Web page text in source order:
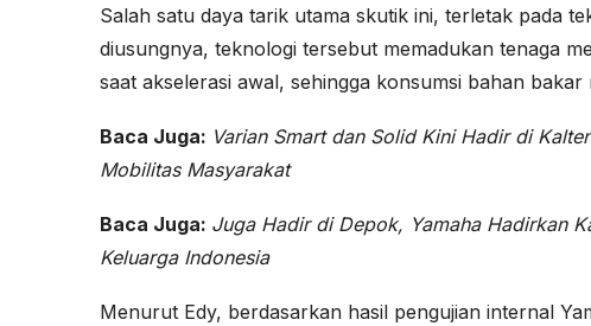
Salah satu daya tarik utama skutik ini, terletak pada
diusungnya, teknologi tersebut memadukan tenaga
saat akselerasi awal, sehingga konsumsi bahan bakar
Baca Juga: Varian Smart dan Solid Kini Hadir di
Mobilitas Masyarakat
Baca Juga: Juga Hadir di Depok, Yamaha Hadirkan
Keluarga Indonesia
Menurut Edy, berdasarkan hasil pengujian internal